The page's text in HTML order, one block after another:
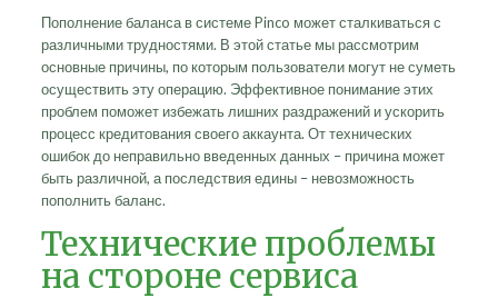
Пополнение баланса в системе Pinco может сталкиваться с
различными трудностями. В этой статье мы рассмотрим
основные причины, по которым пользователи могут не суметь
осуществить эту операцию. Эффективное понимание этих
проблем поможет избежать лишних раздражений и ускорить
процесс кредитования своего аккаунта. От технических
ошибок до неправильно введенных данных – причина может
быть различной, а последствия едины – невозможность
пополнить баланс.
Технические проблемы
на стороне сервиса